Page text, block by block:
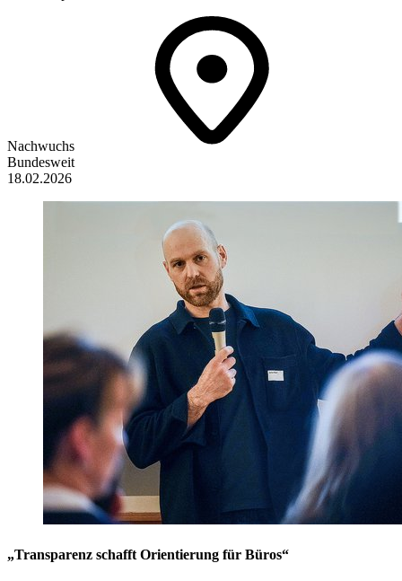
Nachwuchs
Bundesweit
18.02.2026
„Transparenz schafft Orientierung für Büros“